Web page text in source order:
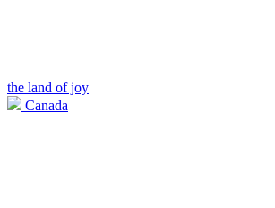
the land of joy
Canada